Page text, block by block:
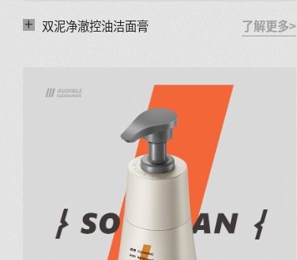
+ 双泥净澈控油洁面膏 了解更多>